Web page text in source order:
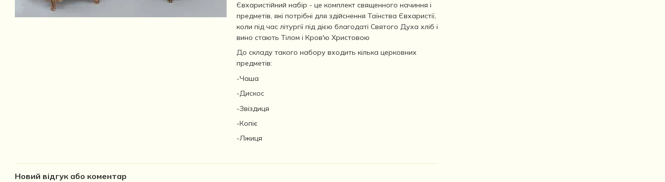
Євхаристійний набір - це комплект священного начиння і
предметів, які потрібні для здійснення Таїнства Євхаристії,
коли під час літургії під дією благодаті Святого Духа хліб і
вино стають Тілом і Кров'ю Христовою
До складу такого набору входить кілька церковних
предметів:
-Чаша
-Дискос
-Звіздиця
-Копіє
-Лжиця
Новий відгук або коментар